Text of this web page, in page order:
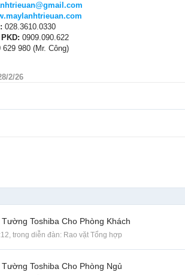
028.3610.0330
0909.090.622
629 980 (Mr. Công)
2/26
Toshiba Cho Phòng Khách
, trong diễn đàn: Rao vặt Tổng hợp
Toshiba Cho Phòng Ngủ